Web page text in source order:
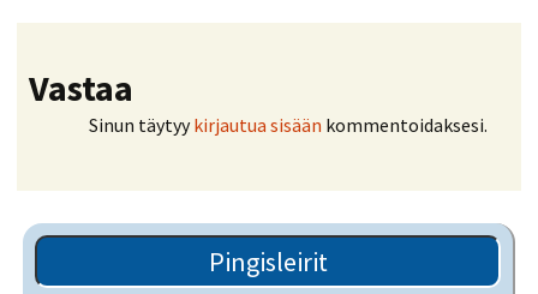
Vastaa
Sinun täytyykirjautua sisään kommentoidaksesi.
Pingisleirit